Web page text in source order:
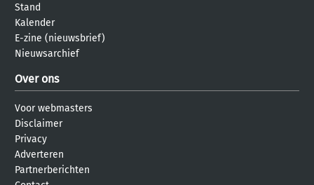
Stand
Kalender
E-zine (nieuwsbrief)
Nieuwsarchief
Over ons
Voor webmasters
Disclaimer
Privacy
Adverteren
Partnerberichten